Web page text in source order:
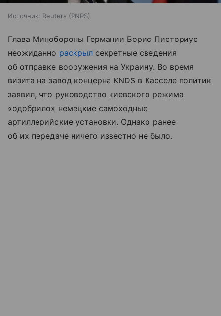
Источник: Reuters (RNPS)
Глава Минобороны Германии Борис Писториус
неожиданно раскрылсекретные сведения
об отправке вооружения на Украину. Во время
визита на завод концерна KNDS в Касселе политик
заявил, что руководство киевского режима
«одобрило» немецкие самоходные
артиллерийские установки. Однако ранее
об их передаче ничего известно не было.